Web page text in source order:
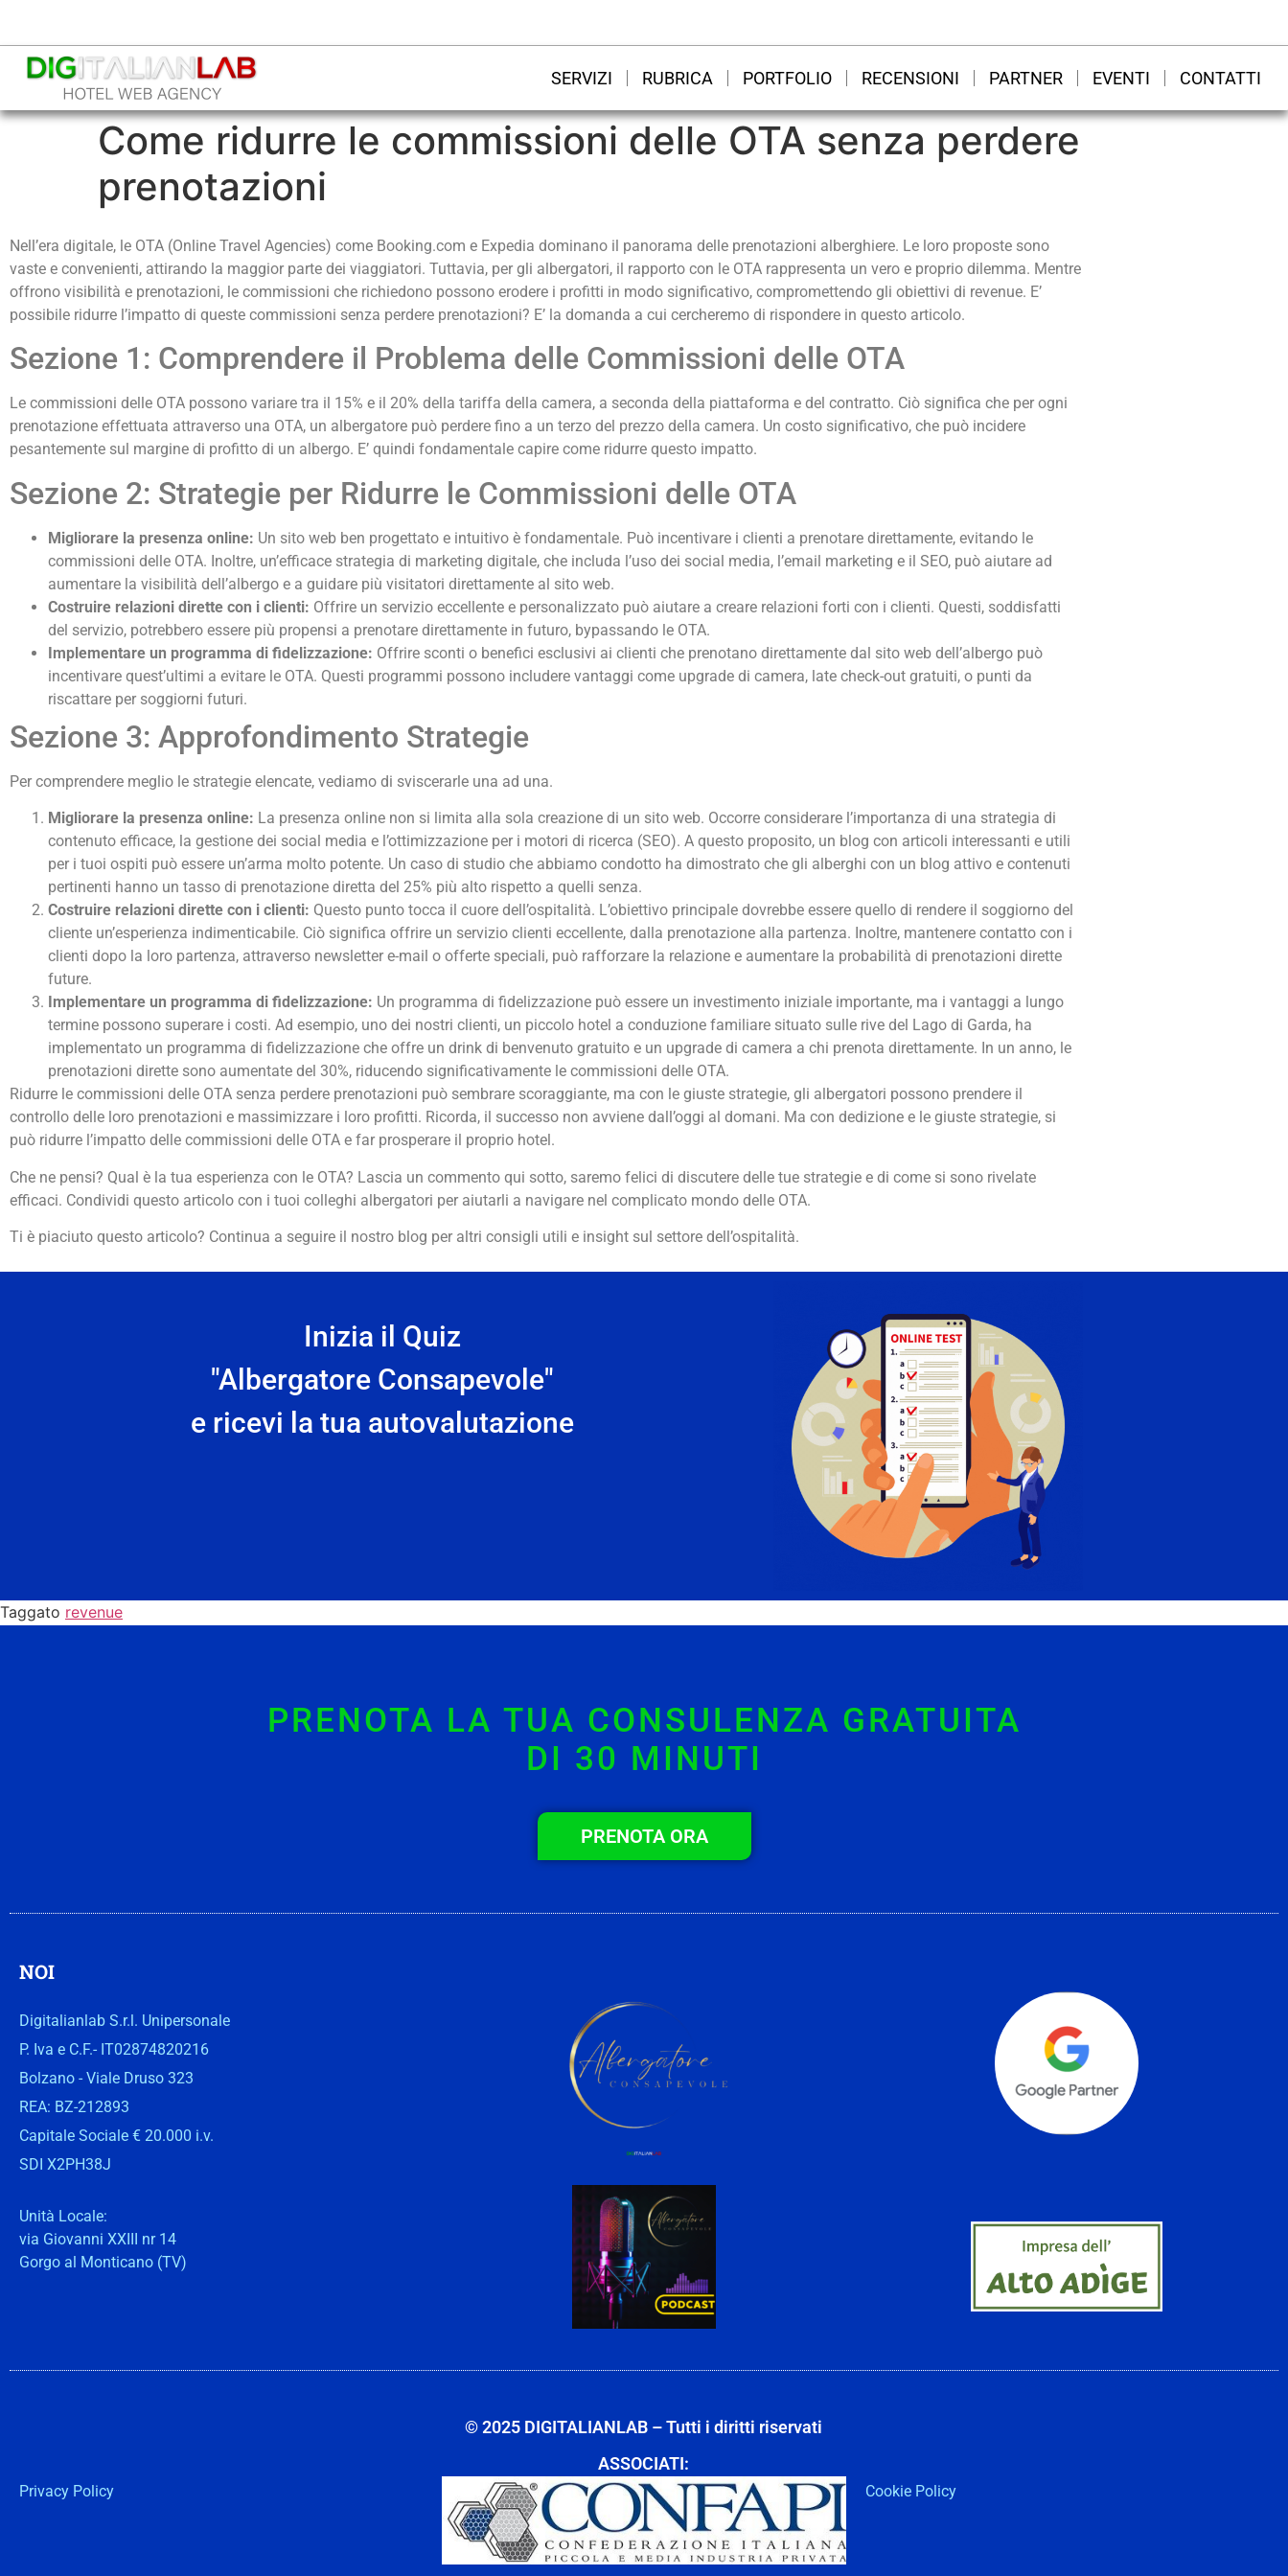
SERVIZI RUBRICA PORTFOLIO RECENSIONI PARTNER EVENTI CONTATTI
Come ridurre le commissioni delle OTA senza perdere
prenotazioni
Nell’era digitale, le OTA (Online Travel Agencies) come Booking.com e Expedia dominano il panorama delle prenotazioni alberghiere. Le loro proposte sono
vaste e convenienti, attirando la maggior parte dei viaggiatori. Tuttavia, per gli albergatori, il rapporto con le OTA rappresenta un vero e proprio dilemma. Mentre
offrono visibilità e prenotazioni, le commissioni che richiedono possono erodere i profitti in modo significativo, compromettendo gli obiettivi di revenue. E’
possibile ridurre l’impatto di queste commissioni senza perdere prenotazioni? E’ la domanda a cui cercheremo di rispondere in questo articolo.
Sezione 1: Comprendere il Problema delle Commissioni delle OTA
Le commissioni delle OTA possono variare tra il 15% e il 20% della tariffa della camera, a seconda della piattaforma e del contratto. Ciò significa che per ogni
prenotazione effettuata attraverso una OTA, un albergatore può perdere fino a un terzo del prezzo della camera. Un costo significativo, che può incidere
pesantemente sul margine di profitto di un albergo. E’ quindi fondamentale capire come ridurre questo impatto.
Sezione 2: Strategie per Ridurre le Commissioni delle OTA
Migliorare la presenza online: Un sito web ben progettato e intuitivo è fondamentale. Può incentivare i clienti a prenotare direttamente, evitando le
commissioni delle OTA. Inoltre, un’efficace strategia di marketing digitale, che includa l’uso dei social media, l’email marketing e il SEO, può aiutare ad
aumentare la visibilità dell’albergo e a guidare più visitatori direttamente al sito web.
Costruire relazioni dirette con i clienti: Offrire un servizio eccellente e personalizzato può aiutare a creare relazioni forti con i clienti. Questi, soddisfatti
del servizio, potrebbero essere più propensi a prenotare direttamente in futuro, bypassando le OTA.
Implementare un programma di fidelizzazione: Offrire sconti o benefici esclusivi ai clienti che prenotano direttamente dal sito web dell’albergo può
incentivare quest’ultimi a evitare le OTA. Questi programmi possono includere vantaggi come upgrade di camera, late check-out gratuiti, o punti da
riscattare per soggiorni futuri.
Sezione 3: Approfondimento Strategie
Per comprendere meglio le strategie elencate, vediamo di sviscerarle una ad una.
Migliorare la presenza online: La presenza online non si limita alla sola creazione di un sito web. Occorre considerare l’importanza di una strategia di
contenuto efficace, la gestione dei social media e l’ottimizzazione per i motori di ricerca (SEO). A questo proposito, un blog con articoli interessanti e utili
per i tuoi ospiti può essere un’arma molto potente. Un caso di studio che abbiamo condotto ha dimostrato che gli alberghi con un blog attivo e contenuti
pertinenti hanno un tasso di prenotazione diretta del 25% più alto rispetto a quelli senza.
Costruire relazioni dirette con i clienti: Questo punto tocca il cuore dell’ospitalità. L’obiettivo principale dovrebbe essere quello di rendere il soggiorno del
cliente un’esperienza indimenticabile. Ciò significa offrire un servizio clienti eccellente, dalla prenotazione alla partenza. Inoltre, mantenere contatto con i
clienti dopo la loro partenza, attraverso newsletter e-mail o offerte speciali, può rafforzare la relazione e aumentare la probabilità di prenotazioni dirette
future.
Implementare un programma di fidelizzazione: Un programma di fidelizzazione può essere un investimento iniziale importante, ma i vantaggi a lungo
termine possono superare i costi. Ad esempio, uno dei nostri clienti, un piccolo hotel a conduzione familiare situato sulle rive del Lago di Garda, ha
implementato un programma di fidelizzazione che offre un drink di benvenuto gratuito e un upgrade di camera a chi prenota direttamente. In un anno, le
prenotazioni dirette sono aumentate del 30%, riducendo significativamente le commissioni delle OTA.
Ridurre le commissioni delle OTA senza perdere prenotazioni può sembrare scoraggiante, ma con le giuste strategie, gli albergatori possono prendere il
controllo delle loro prenotazioni e massimizzare i loro profitti. Ricorda, il successo non avviene dall’oggi al domani. Ma con dedizione e le giuste strategie, si
può ridurre l’impatto delle commissioni delle OTA e far prosperare il proprio hotel.
Che ne pensi? Qual è la tua esperienza con le OTA? Lascia un commento qui sotto, saremo felici di discutere delle tue strategie e di come si sono rivelate
efficaci. Condividi questo articolo con i tuoi colleghi albergatori per aiutarli a navigare nel complicato mondo delle OTA.
Ti è piaciuto questo articolo? Continua a seguire il nostro blog per altri consigli utili e insight sul settore dell’ospitalità.
Inizia il Quiz
"Albergatore Consapevole"
e ricevi la tua autovalutazione
Taggato revenue
PRENOTA LA TUA CONSULENZA GRATUITA
DI 30 MINUTI
PRENOTA ORA
NOI
Digitalianlab S.r.l. Unipersonale
P. Iva e C.F.- IT02874820216
Bolzano - Viale Druso 323
REA: BZ-212893
Capitale Sociale € 20.000 i.v.
SDI X2PH38J
Unità Locale:
via Giovanni XXIII nr 14
Gorgo al Monticano (TV)
Privacy Policy
© 2025 DIGITALIANLAB – Tutti i diritti riservati
ASSOCIATI:
Cookie Policy